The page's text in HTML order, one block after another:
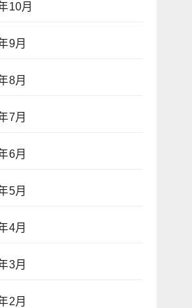
10月
9月
8月
7月
6月
5月
4月
3月
2月